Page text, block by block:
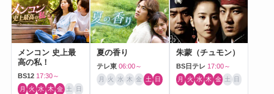
メンコン 史上最
高の私！
BS12 17:30～
月 火 水 木 金 土 日
夏の香り
テレ東 06:00～
月 火 水 木 金 土 日
朱蒙（チュモン）
BS日テレ 17:00～
月 火 水 木 金 土 日